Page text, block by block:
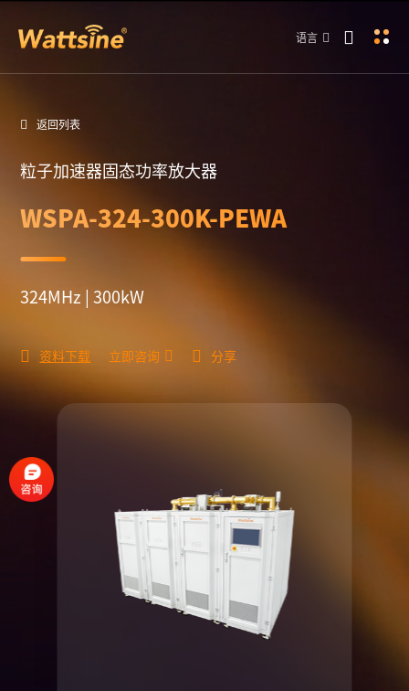
语言
返回列表
粒子加速器固态功率放大器
WSPA-324-300K-PEWA
324MHz | 300kW
资料下载 立即咨询 分享